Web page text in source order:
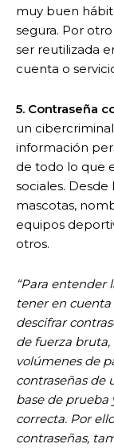
muy buen
segura. Por
ser reutilizada
cuenta o
5. Contraseña
un
información
de todo lo que
sociales.
mascotas,
equipos
otros.
“Para entender
tener en
descifrar
de fuerza
volúmenes de
contraseñas de
base de prueba
correcta. Por
contraseñas,